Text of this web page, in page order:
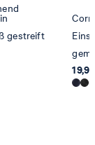
gestreift